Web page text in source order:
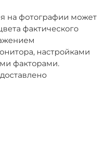
на фотографии может
фактического
настройками
факторами.